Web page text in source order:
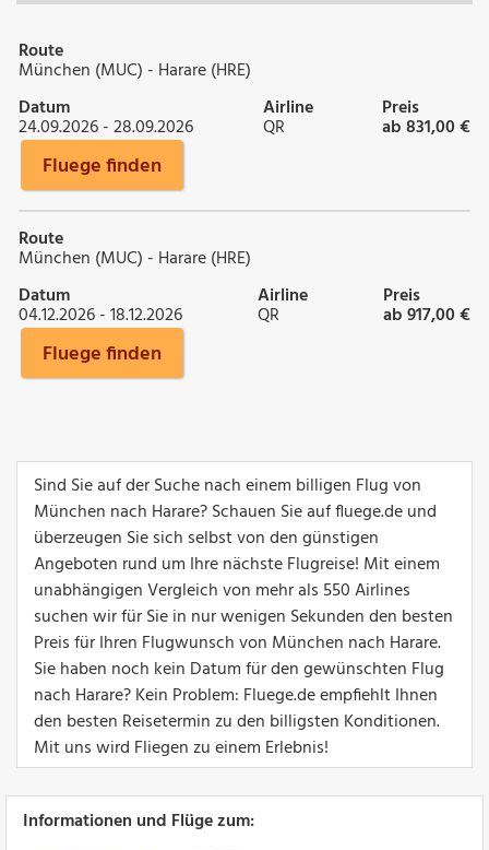
Route
München (MUC) - Harare (HRE)
Datum
24.09.2026 - 28.09.2026
Airline
QR
Preis
ab 831,00 €
Fluege finden
Route
München (MUC) - Harare (HRE)
Datum
04.12.2026 - 18.12.2026
Airline
QR
Preis
ab 917,00 €
Fluege finden
Sind Sie auf der Suche nach einem billigen Flug von
München nach Harare? Schauen Sie auf fluege.de und
überzeugen Sie sich selbst von den günstigen
Angeboten rund um Ihre nächste Flugreise! Mit einem
unabhängigen Vergleich von mehr als 550 Airlines
suchen wir für Sie in nur wenigen Sekunden den besten
Preis für Ihren Flugwunsch von München nach Harare.
Sie haben noch kein Datum für den gewünschten Flug
nach Harare? Kein Problem: Fluege.de empfiehlt Ihnen
den besten Reisetermin zu den billigsten Konditionen.
Mit uns wird Fliegen zu einem Erlebnis!
Informationen und Flüge zum: